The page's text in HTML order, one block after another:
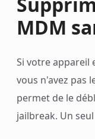
MDM
Si votre appareil
vous n'avez pas
permet de le
jailbreak. Un